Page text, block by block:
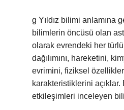
g Yıldız bilimi anlamına
bilimlerin öncüsü olan
olarak evrendeki her
dağılımını, hareketini,
evrimini, fiziksel
karakteristiklerini açıklar.
etkileşimleri inceleyen